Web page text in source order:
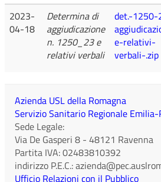
2023-
04-18
Determina di
aggiudicazione
n. 1250_23 e
relativi verbali
det.-1250-
e-relativi-
verbali-.zip
Azienda USL della Romagna
Servizio Sanitario Regionale Emilia-
Sede Legale:
Via De Gasperi 8 - 48121 Ravenna
Partita IVA:02483810392
indirizzo P.E.C.:
Ufficio Relazioni con il Pubblico